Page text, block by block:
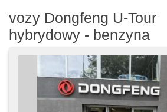
vozy Dongfeng U-Tour
hybrydowy - benzyna